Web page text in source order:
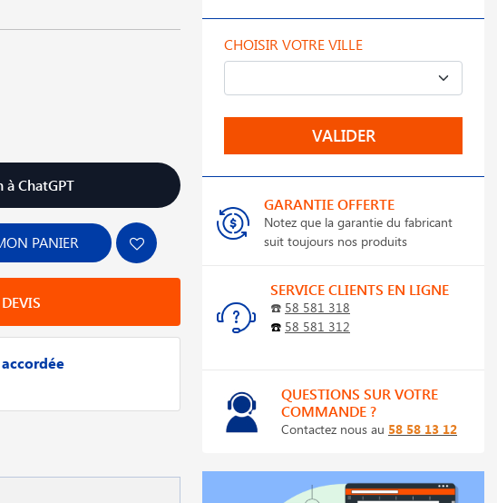
ChatGPT
PANIER
CHOISIR VOTRE VILLE
VALIDER
GARANTIE OFFERTE
Notez que la garantie du fabricant
suit toujours nos produits
SERVICE CLIENTS EN LIGNE
☎️ 58 581 318
☎️ 58 581 312
QUESTIONS SUR VOTRE
COMMANDE ?
Contactez nous au 58 58 13 12